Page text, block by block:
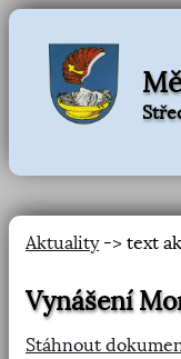
Aktuality-> text
Vynášení
Stáhnout